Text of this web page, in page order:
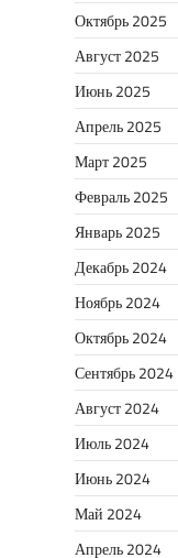
Октябрь 2025
Август 2025
Июнь 2025
Апрель 2025
Март 2025
Февраль 2025
Январь 2025
Декабрь 2024
Ноябрь 2024
Октябрь 2024
Сентябрь 2024
Август 2024
Июль 2024
Июнь 2024
Май 2024
Апрель 2024